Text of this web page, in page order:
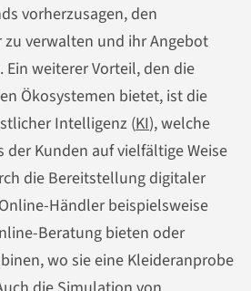
vorherzusagen, den
zu verwalten und ihr Angebot
weiterer Vorteil, den die
Ökosystemen bietet, ist die
Intelligenz (KI), welche
der Kunden auf vielfältige Weise
die Bereitstellung digitaler
Händler beispielsweise
Beratung bieten oder
wo sie eine Kleideranprobe